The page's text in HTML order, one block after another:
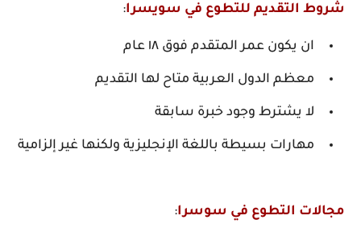
شروط التقديم للتطوع في سويسرا:
ان يكون عمر المتقدم فوق ١٨ عام
معظم الدول العربية متاح لها التقديم
لا يشترط وجود خبرة سابقة
مهارات بسيطة باللغة الإنجليزية ولكنها غير إلزامية
مجالات التطوع في سوسرا: